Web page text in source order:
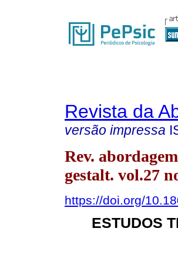
Revista da
versão impressa
Rev. abordagem
gestalt. vol.27
https://doi.org/
ESTUDOS